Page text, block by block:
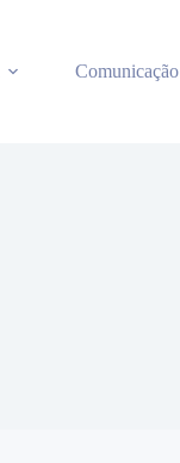
Comunicação